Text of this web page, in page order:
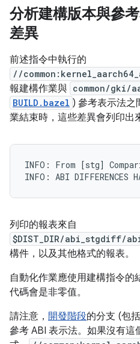
分析建構版本與參
差異
前述指令中執行的
//
報建構作業與 common/gki/
BUILD.bazel ) 參考表示法之
業結束時，這些差異會列印出
INFO: From [stg]
列印的報表來自
$DIST_DIR/abi_stgdiff/
構件，以及其他格式的報表。
自動化作業應使用建構指令
代碼會是非零值。
請注意， 開發階段的分支 (包括
參考 ABI 表示法。如果沒有這